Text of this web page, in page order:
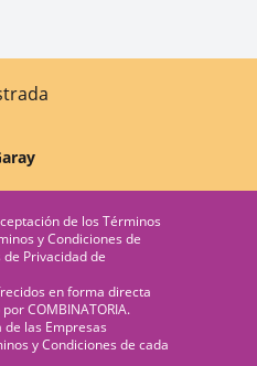
de los Términos
y Condiciones de
de Privacidadde
en forma directa
COMBINATORIA.
las Empresas
y Condiciones de cada